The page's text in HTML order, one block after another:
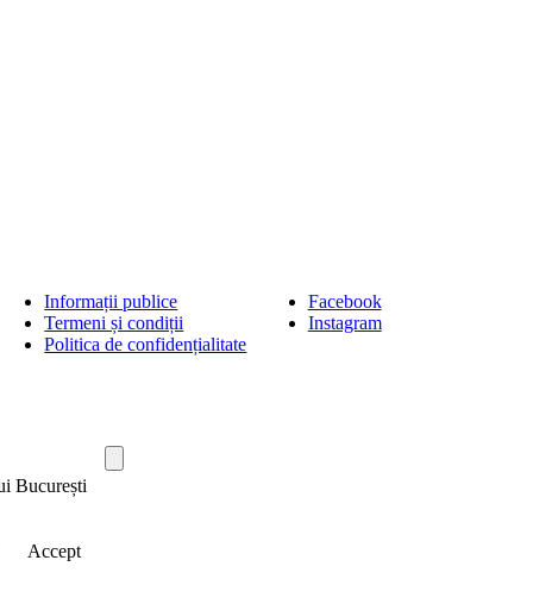
Informații publice
Termeni și condiții
Politica de confidențialitate
Facebook
Instagram
București
Accept